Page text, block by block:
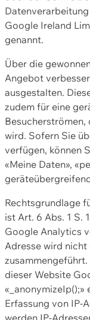
Google Ireland
genannt.
Über die
Angebot
ausgestalten.
zudem für eine
wird. Sofern Sie
verfügen, können
«Meine Daten»,
Rechtsgrundlage
ist Art. 6 Abs. 1 S.
Google Analytics
Adresse wird
dieser Website
Erfassung von IP-